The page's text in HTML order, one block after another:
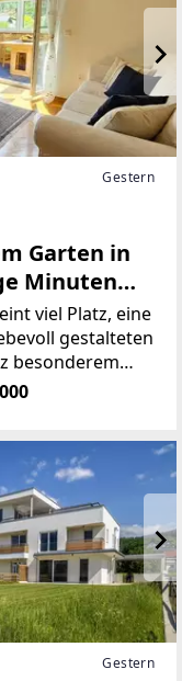
Gestern
Garten in
Minuten
viel Platz, eine
gestalteten
besonderem
von rund
von ca. 232
Gestern